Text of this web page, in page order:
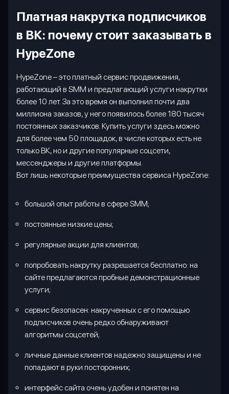
Платная накрутка подписчиков
в ВК: почему стоит заказывать в
HypeZone
HypeZone– это платный сервис продвижения,
работающий в SMM и предлагающий услуги накрутки
более 10 лет. За это время он выполнил почти два
миллиона заказов, у него появилось более 180 тысяч
постоянных заказчиков. Купить услуги здесь можно
для более чем 50 площадок, в числе которых есть не
только ВК, но и другие популярные соцсети,
мессенджеры и другие платформы.
Вот лишь некоторые преимущества сервиса HypeZone:
большой опыт работы в сфере SMM;
постоянные низкие цены;
регулярные акции для клиентов;
попробовать накрутку разрешается бесплатно: на
сайте предлагаются пробные демонстрационные
услуги;
сервис безопасен: накрученных с его помощью
подписчиков очень редко обнаруживают
алгоритмы соцсетей;
личные данные клиентов надежно защищены и не
попадают в руки посторонних;
интерфейс сайта очень удобен и понятен на